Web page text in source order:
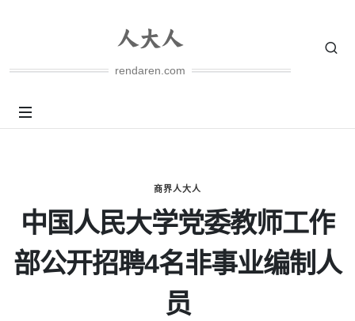
rendaren.com
商界人大人
中国人民大学党委教师工作
部公开招聘4名非事业编制人
员